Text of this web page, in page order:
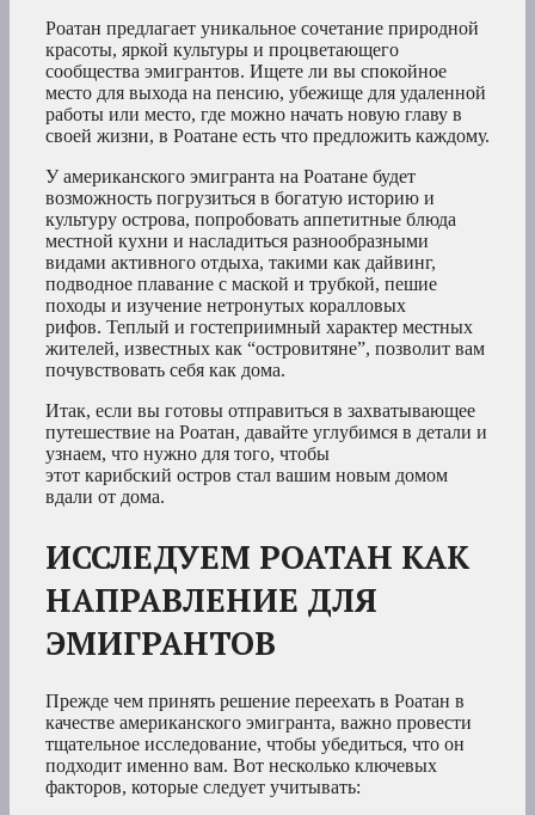
Роатан предлагает уникальное сочетание природной
красоты, яркой культуры и процветающего
сообщества эмигрантов. Ищете ли вы спокойное
место для выхода на пенсию, убежище для удаленной
работы или место, где можно начать новую главу в
своей жизни, в Роатане есть что предложить каждому.
У американского эмигранта на Роатане будет
возможность погрузиться в богатую историю и
культуру острова, попробовать аппетитные блюда
местной кухни и насладиться разнообразными
видами активного отдыха, такими как дайвинг,
подводное плавание с маской и трубкой, пешие
походы и изучение нетронутых коралловых
рифов. Теплый и гостеприимный характер местных
жителей, известных как “островитяне”, позволит вам
почувствовать себя как дома.
Итак, если вы готовы отправиться в захватывающее
путешествие на Роатан, давайте углубимся в детали и
узнаем, что нужно для того, чтобы
этот карибский остров стал вашим новым домом
вдали от дома.
ИССЛЕДУЕМ РОАТАН КАК
НАПРАВЛЕНИЕ ДЛЯ
ЭМИГРАНТОВ
Прежде чем принять решение переехать в Роатан в
качестве американского эмигранта, важно провести
тщательное исследование, чтобы убедиться, что он
подходит именно вам. Вот несколько ключевых
факторов, которые следует учитывать: